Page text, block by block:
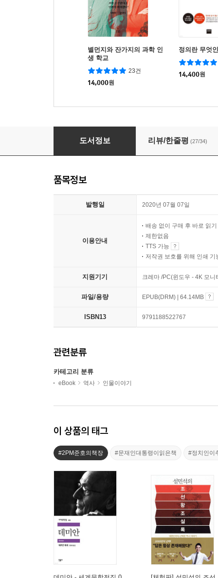
별먼지와 잔가지의 과학 인
생 학교
23건
14,000원
정의란 무엇
14,400원
리더라면 정조처럼
도서정보 리뷰/한줄평 (27/34)
품목정보
발행일 2020년 07월 07일
이용안내
배송 없이 구매 후 바로 읽기
제한없음
TTS 가능
저작권 보호를 위해 인쇄 기
지원기기 크레마 /PC(윈도우 - 4K 모
파일/용량 EPUB(DRM) | 64.14MB
ISBN13 9791188522767
관련분류
카테고리 분류
eBook 역사 인물이야기
이 상품의 태그
#2PM준호의책장 #문재인대통령이읽은책 #정치인이